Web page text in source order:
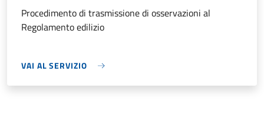
Procedimento di trasmissione di osservazioni al
Regolamento edilizio
VAI AL SERVIZIO